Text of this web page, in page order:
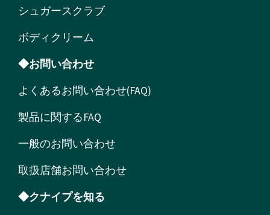
シュガースクラブ
ボディクリーム
◆お問い合わせ
よくあるお問い合わせ(FAQ)
製品に関するFAQ
一般のお問い合わせ
取扱店舗お問い合わせ
◆クナイプを知る